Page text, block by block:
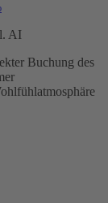
AI
Buchung des